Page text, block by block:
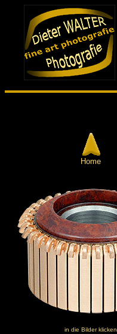
Home
in die Bilder klicken